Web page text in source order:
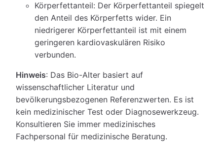
Körperfettanteil: Der Körperfettanteil spiegelt
den Anteil des Körperfetts wider. Ein
niedrigerer Körperfettanteil ist mit einem
geringeren kardiovaskulären Risiko
verbunden.
Hinweis: Das Bio-Alter basiert auf
wissenschaftlicher Literatur und
bevölkerungsbezogenen Referenzwerten. Es ist
kein medizinischer Test oder Diagnosewerkzeug.
Konsultieren Sie immer medizinisches
Fachpersonal für medizinische Beratung.